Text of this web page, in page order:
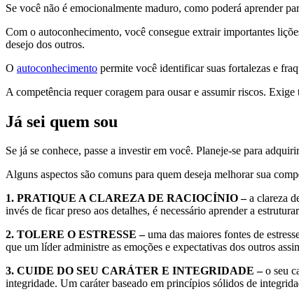
Se você não é emocionalmente maduro, como poderá aprender
Com o autoconhecimento, você consegue extrair importantes
desejo dos outros.
O autoconhecimento permite você identificar suas fortalezas e
A competência requer coragem para ousar e assumir riscos.
Já sei quem sou
Se já se conhece, passe a investir em você. Planeje-se para
Alguns aspectos são comuns para quem deseja melhorar sua
1. PRATIQUE A CLAREZA DE RACIOCÍNIO –a clareza
invés de ficar preso aos detalhes, é necessário aprender a
2. TOLERE O ESTRESSE –uma das maiores fontes de
que um líder administre as emoções e expectativas dos outros
3. CUIDE DO SEU CARÁTER E INTEGRIDADE –o seu
integridade. Um caráter baseado em princípios sólidos de